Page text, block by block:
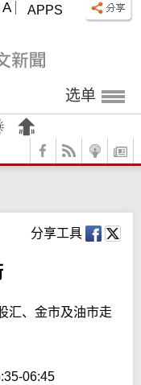
APPS
A
选单
分享工具
汇、金市及油市走
06:45